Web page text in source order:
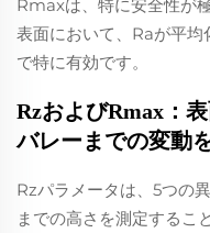
Rmaxは、特に安全性が
表面において、Raが平
で特に有効です。
RzおよびRmax：
バレーまでの変動
Rzパラメータは、5つの
までの高さを測定するこ